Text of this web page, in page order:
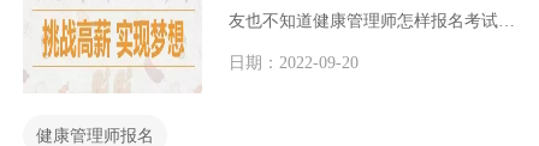
友也不知道健康管理师怎样报名考试，
小编作为一个健康管理师行业资深人
日期：2022-09-20
健康管理师报名